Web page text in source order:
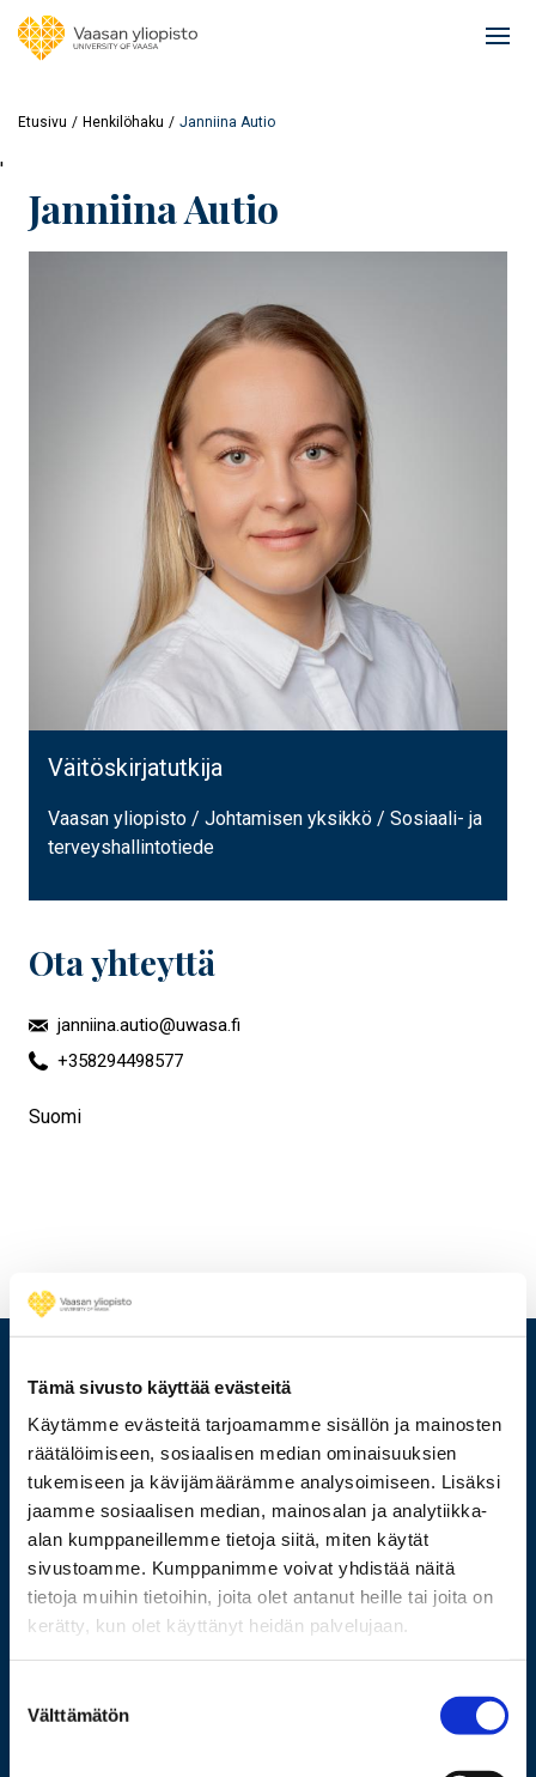
Tämä sivusto käyttää evästeitä
Käytämme evästeitä tarjoamamme sisällön ja mainosten
räätälöimiseen, sosiaalisen median ominaisuuksien
tukemiseen ja kävijämäärämme analysoimiseen. Lisäksi
jaamme sosiaalisen median, mainosalan ja analytiikka-
alan kumppaneillemme tietoja siitä, miten käytät
sivustoamme. Kumppanimme voivat yhdistää näitä
tietoja muihin tietoihin, joita olet antanut heille tai joita on
kerätty, kun olet käyttänyt heidän palvelujaan.
valinta
Välttämätön
Etusivu Henkilöhaku Janniina Autio
'
Janniina Autio
Väitöskirjatutkija
Vaasan yliopisto / Johtamisen yksikkö / Sosiaali- ja
terveyshallintotiede
Ota yhteyttä
janniina.autio@uwasa.fi
+358294498577
Suomi
029 449 8000